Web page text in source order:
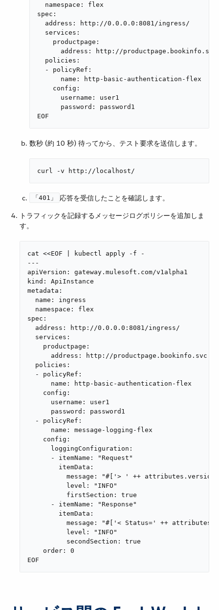
  namespace: flex
spec:
  address: http://0.0.0.0:8081/ingress/
  services:
    productpage:
address: http://
  policies:
  - policyRef:
      name: http-basic-authentication-flex
    config:
      username: user1
      password: password1
EOF
数秒 (約 10 秒) 待ってから、テスト要求を送信します。
curl -v http://localhost/
「401」
​応答を受信したことを確認します。
トラフィックを記録するメッセージログポリシーを追加しま
す。
cat <<EOF | kubectl apply -f -
---
apiVersion: gateway.mulesoft.com/v1alpha1
kind: ApiInstance
metadata:
  name: ingress
  namespace: flex
spec:
  address: http://0.0.0.0:8081/ingress/
  services:
    productpage:
address: http://
  policies:
  - policyRef:
      name: http-basic-authentication-flex
    config:
      username: user1
      password: password1
  - policyRef:
      name: message-logging-flex
    config:
      loggingConfiguration:
      - itemName: "Request"
        itemData:
message: "#['> ' ++
          level: "INFO"
          firstSection: true
      - itemName: "Response"
        itemData:
message: "#['< Status=' ++
          level: "INFO"
          secondSection: true
    order: 0
EOF